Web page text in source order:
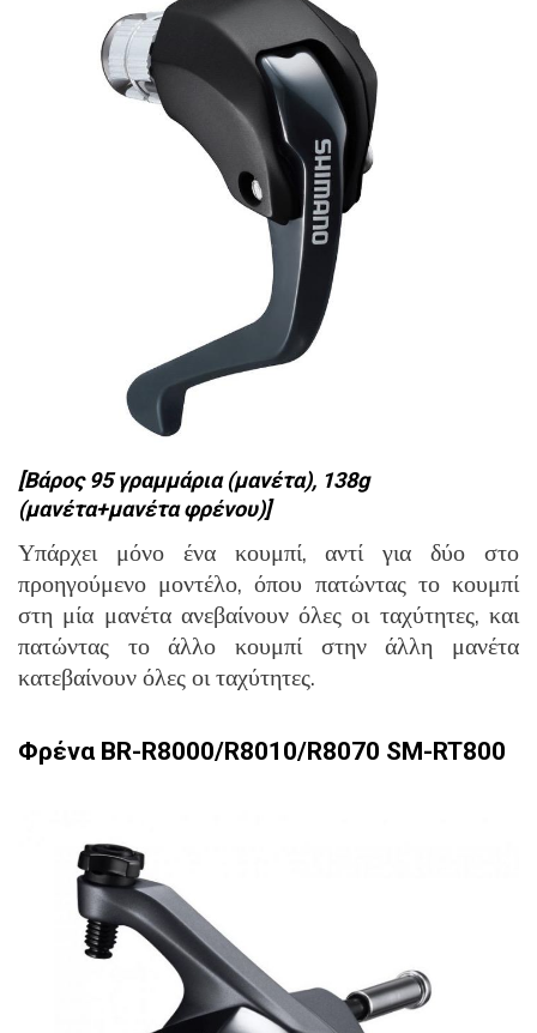
[Βάρος 95 γραμμάρια (μανέτα), 138g
(μανέτα+μανέτα φρένου)]
Υπάρχει μόνο ένα κουμπί, αντί για δύο στο
προηγούμενο μοντέλο, όπου πατώντας το κουμπί
στη μία μανέτα ανεβαίνουν όλες οι ταχύτητες, και
πατώντας το άλλο κουμπί στην άλλη μανέτα
κατεβαίνουν όλες οι ταχύτητες.
Φρένα BR-R8000/R8010/R8070 SM-RT800